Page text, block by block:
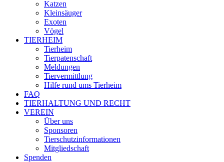
Katzen
Kleinsäuger
Exoten
Vögel
TIERHEIM
Tierheim
Tierpatenschaft
Meldungen
Tiervermittlung
Hilfe rund ums Tierheim
FAQ
TIERHALTUNG UND RECHT
VEREIN
Über uns
Sponsoren
Tierschutzinformationen
Mitgliedschaft
Spenden